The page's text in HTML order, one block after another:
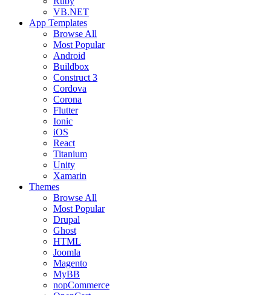
VB.NET
App Templates
Browse All
Most Popular
Android
Buildbox
Construct 3
Cordova
Corona
Flutter
Ionic
iOS
React
Titanium
Unity
Xamarin
Themes
Browse All
Most Popular
Drupal
Ghost
HTML
Joomla
Magento
MyBB
nopCommerce